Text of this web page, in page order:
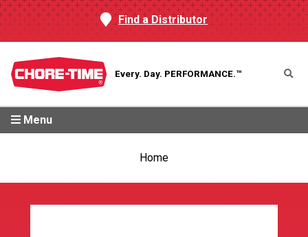
Find a Distributor
Every. Day. PERFORMANCE.™
Menu
Home